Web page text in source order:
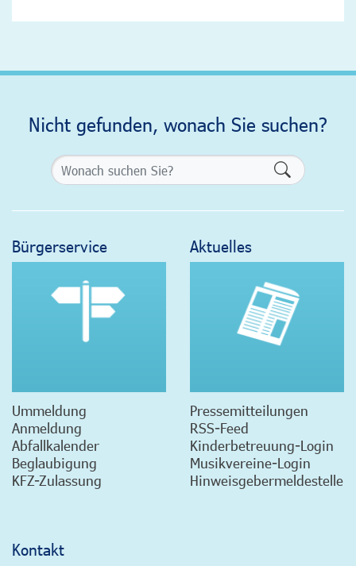
Nicht gefunden, wonach Sie suchen?
Bürgerservice
Ummeldung
Anmeldung
Abfallkalender
Beglaubigung
KFZ-Zulassung
Aktuelles
Pressemitteilungen
RSS-Feed
Kinderbetreuung-Login
Musikvereine-Login
Hinweisgebermeldestelle
Kontakt